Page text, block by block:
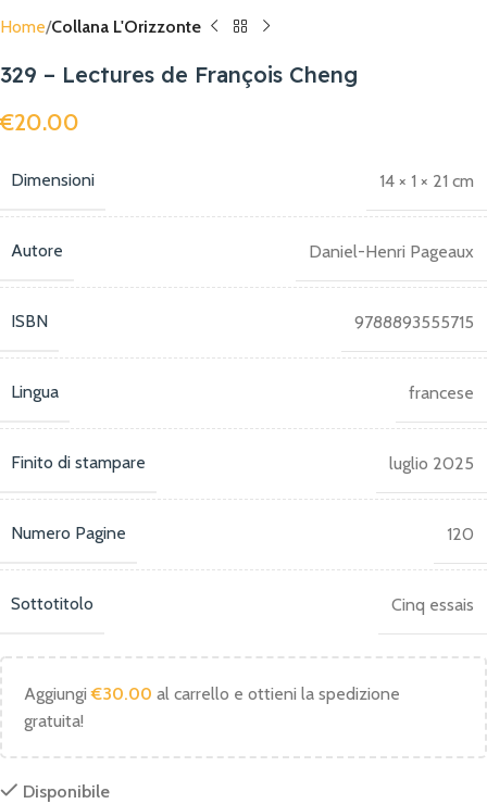
Home Collana L'Orizzonte
329 – Lectures de François Cheng
€20.00
Dimensioni 14 × 1 × 21 cm
Autore Daniel-Henri Pageaux
ISBN 9788893555715
Lingua francese
Finito di stampare luglio 2025
Numero Pagine 120
Sottotitolo Cinq essais
Aggiungi€30.00 al carrello e ottieni la spedizione
gratuita!
Disponibile